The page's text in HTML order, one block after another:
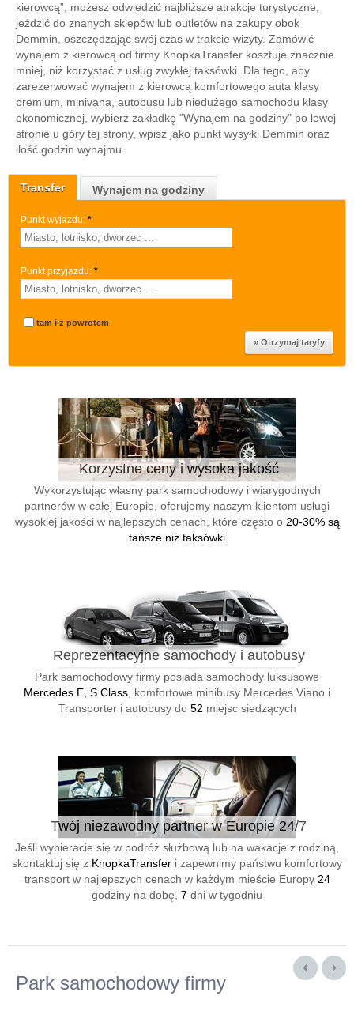
Transfer Wynajem na godziny
Punkt wyjazdu: *
Punkt przyjazdu: *
tam i z powrotem
Korzystne ceny i wysoka jakość
Wykorzystując własny park samochodowy i wiarygodnych
partnerów w całej Europie, oferujemy naszym klientom usługi
wysokiej jakości w najlepszych cenach, które często o 20-30% są
tańsze niż taksówki
Reprezentacyjne samochody i autobusy
Park samochodowy firmy posiada samochody luksusowe
Mercedes E, S Class , komfortowe minibusy Mercedes Viano i
Transporter i autobusy do 52 miejsc siedzących
Twój niezawodny partner w Europie 24/7
Jeśli wybieracie się w podróż służbową lub na wakacje z rodziną,
skontaktuj się z KnopkaTransfer i zapewnimy państwu komfortowy
transport w najlepszych cenach w każdym mieście Europy 24
godziny na dobę, 7 dni w tygodniu
kierowcą”, możesz odwiedzić najbliższe atrakcje turystyczne,
jeździć do znanych sklepów lub outletów na zakupy obok
Demmin, oszczędzając swój czas w trakcie wizyty. Zamówić
wynajem z kierowcą od firmy KnopkaTransfer kosztuje znacznie
mniej, niż korzystać z usług zwykłej taksówki. Dla tego, aby
zarezerwować wynajem z kierowcą komfortowego auta klasy
premium, minivana, autobusu lub niedużego samochodu klasy
ekonomicznej, wybierz zakładkę "Wynajem na godziny" po lewej
stronie u góry tej strony, wpisz jako punkt wysyłki Demmin oraz
ilość godzin wynajmu.
Park samochodowy firmy